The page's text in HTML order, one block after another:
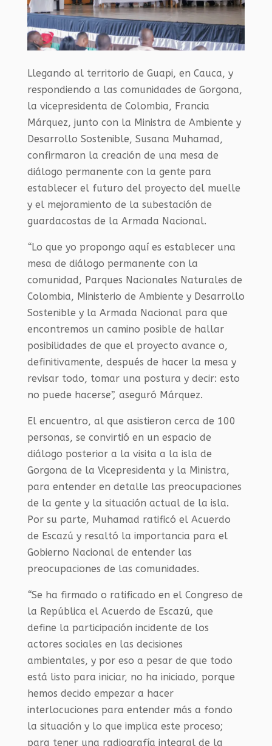
Llegando al territorio de Guapi, en Cauca, y
respondiendo a las comunidades de Gorgona,
la vicepresidenta de Colombia, Francia
Márquez, junto con la Ministra de Ambiente y
Desarrollo Sostenible, Susana Muhamad,
confirmaron la creación de una mesa de
diálogo permanente con la gente para
establecer el futuro del proyecto del muelle
y el mejoramiento de la subestación de
guardacostas de la Armada Nacional.
“Lo que yo propongo aquí es establecer una
mesa de diálogo permanente con la
comunidad, Parques Nacionales Naturales de
Colombia, Ministerio de Ambiente y Desarrollo
Sostenible y la Armada Nacional para que
encontremos un camino posible de hallar
posibilidades de que el proyecto avance o,
definitivamente, después de hacer la mesa y
revisar todo, tomar una postura y decir: esto
no puede hacerse”, aseguró Márquez.
El encuentro, al que asistieron cerca de 100
personas, se convirtió en un espacio de
diálogo posterior a la visita a la isla de
Gorgona de la Vicepresidenta y la Ministra,
para entender en detalle las preocupaciones
de la gente y la situación actual de la isla.
Por su parte, Muhamad ratificó el Acuerdo
de Escazú y resaltó la importancia para el
Gobierno Nacional de entender las
preocupaciones de las comunidades.
“Se ha firmado o ratificado en el Congreso de
la República el Acuerdo de Escazú, que
define la participación incidente de los
actores sociales en las decisiones
ambientales, y por eso a pesar de que todo
está listo para iniciar, no ha iniciado, porque
hemos decido empezar a hacer
interlocuciones para entender más a fondo
la situación y lo que implica este proceso;
para tener una radiografía integral de la